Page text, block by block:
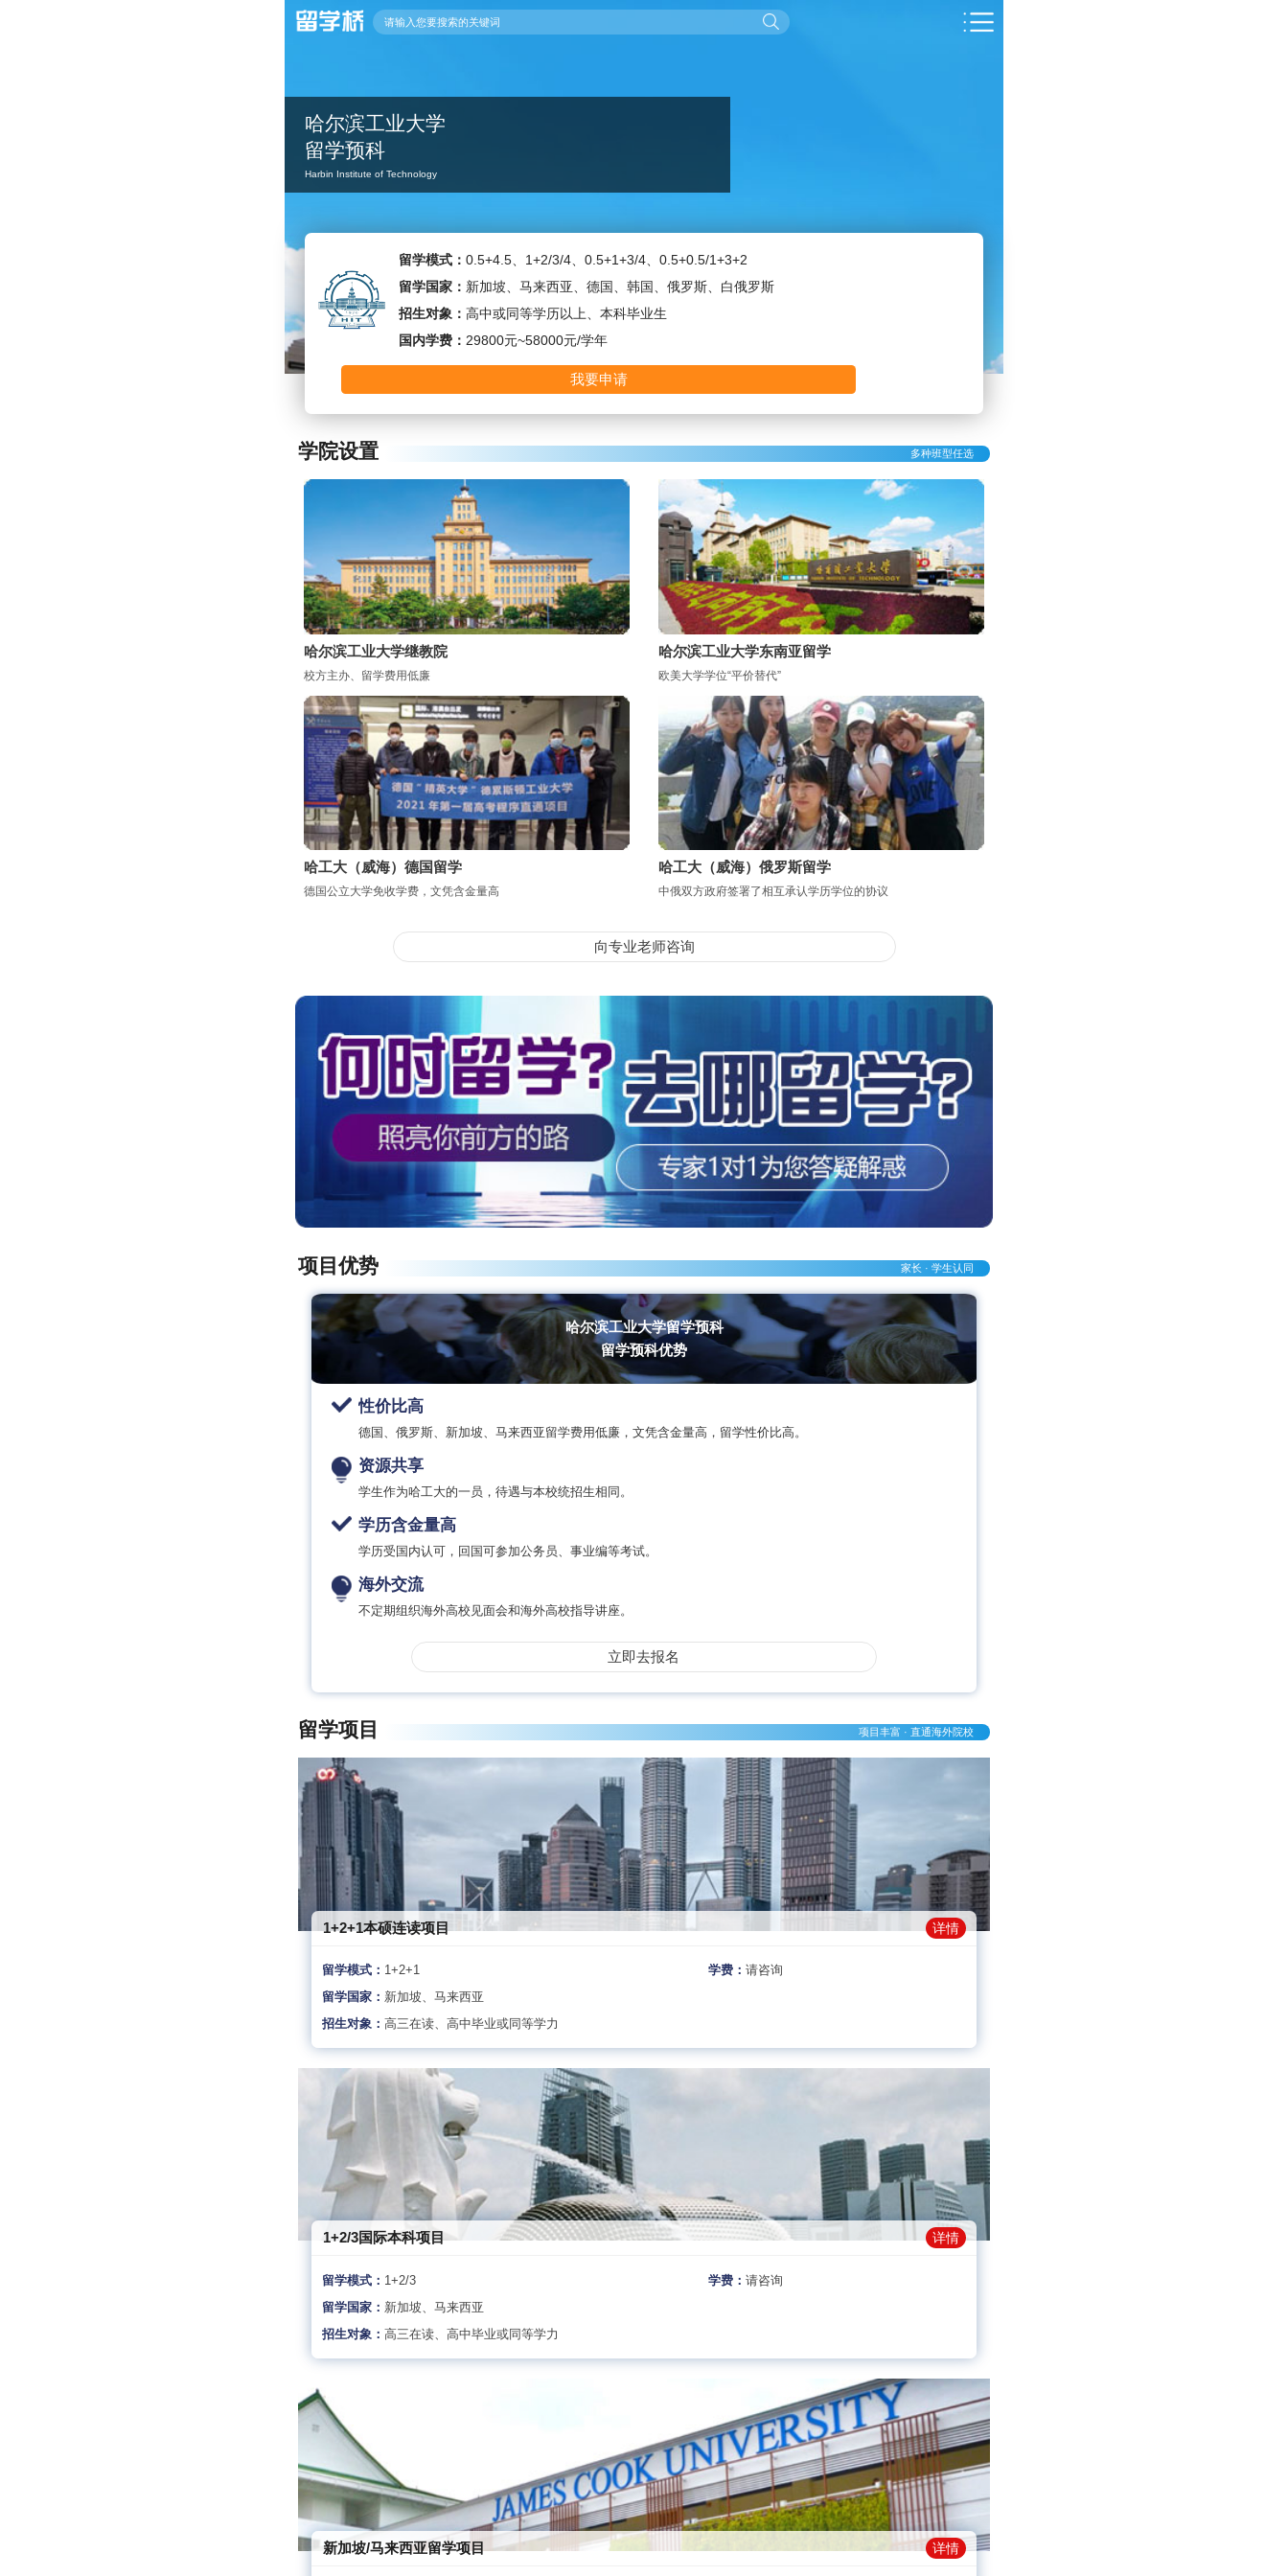
哈尔滨工业大学
留学预科
Harbin Institute of Technology
留学模式： 0.5+4.5、1+2/3/4、0.5+1+3/4、0.5+0.5/1+3+2
留学国家： 新加坡、马来西亚、德国、韩国、俄罗斯、白俄罗斯
招生对象： 高中或同等学历以上、本科毕业生
国内学费： 29800元~58000元/学年
我要申请
学院设置 多种班型任选
哈尔滨工业大学继教院
校方主办、留学费用低廉
哈尔滨工业大学东南亚留学
欧美大学学位“平价替代”
哈工大（威海）德国留学
德国公立大学免收学费，文凭含金量高
哈工大（威海）俄罗斯留学
中俄双方政府签署了相互承认学历学位的协议
向专业老师咨询
项目优势 家长 · 学生认同
哈尔滨工业大学留学预科
留学预科优势
性价比高
德国、俄罗斯、新加坡、马来西亚留学费用低廉，文凭含金量高，留学性价比高。
资源共享
学生作为哈工大的一员，待遇与本校统招生相同。
学历含金量高
学历受国内认可，回国可参加公务员、事业编等考试。
海外交流
不定期组织海外高校见面会和海外高校指导讲座。
立即去报名
留学项目 项目丰富 · 直通海外院校
1+2+1本硕连读项目 详情
留学模式： 1+2+1 学费：请咨询
留学国家： 新加坡、马来西亚
招生对象：高三在读、高中毕业或同等学力
1+2/3国际本科项目 详情
留学模式： 1+2/3 学费：请咨询
留学国家： 新加坡、马来西亚
招生对象：高三在读、高中毕业或同等学力
新加坡/马来西亚留学项目 详情